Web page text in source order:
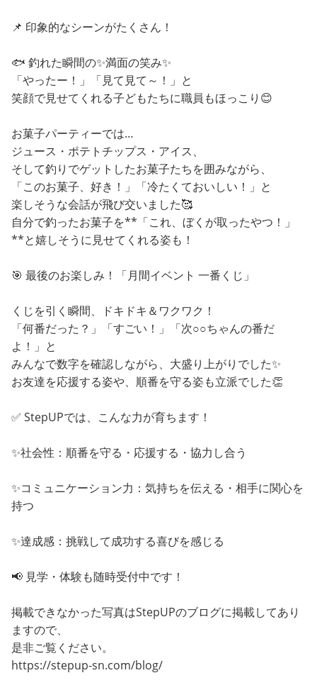
📌 印象的なシーンがたくさん！
🐟 釣れた瞬間の✨満面の笑み✨
「やったー！」「見て見て～！」と
笑顔で見せてくれる子どもたちに職員もほっこり😊
お菓子パーティーでは…
ジュース・ポテトチップス・アイス、
そして釣りでゲットしたお菓子たちを囲みながら、
「このお菓子、好き！」「冷たくておいしい！」と
楽しそうな会話が飛び交いました🥰
自分で釣ったお菓子を**「これ、ぼくが取ったやつ！」
**と嬉しそうに見せてくれる姿も！
🎯 最後のお楽しみ！「月間イベント 一番くじ」
くじを引く瞬間、ドキドキ＆ワクワク！
「何番だった？」「すごい！」「次○○ちゃんの番だ
よ！」と
みんなで数字を確認しながら、大盛り上がりでした✨
お友達を応援する姿や、順番を守る姿も立派でした👏
✅ StepUPでは、こんな力が育ちます！
✨社会性：順番を守る・応援する・協力し合う
✨コミュニケーション力：気持ちを伝える・相手に関心を
持つ
✨達成感：挑戦して成功する喜びを感じる
📢 見学・体験も随時受付中です！
掲載できなかった写真はStepUPのブログに掲載してあり
ますので、
是非ご覧ください。
https://stepup-sn.com/blog/